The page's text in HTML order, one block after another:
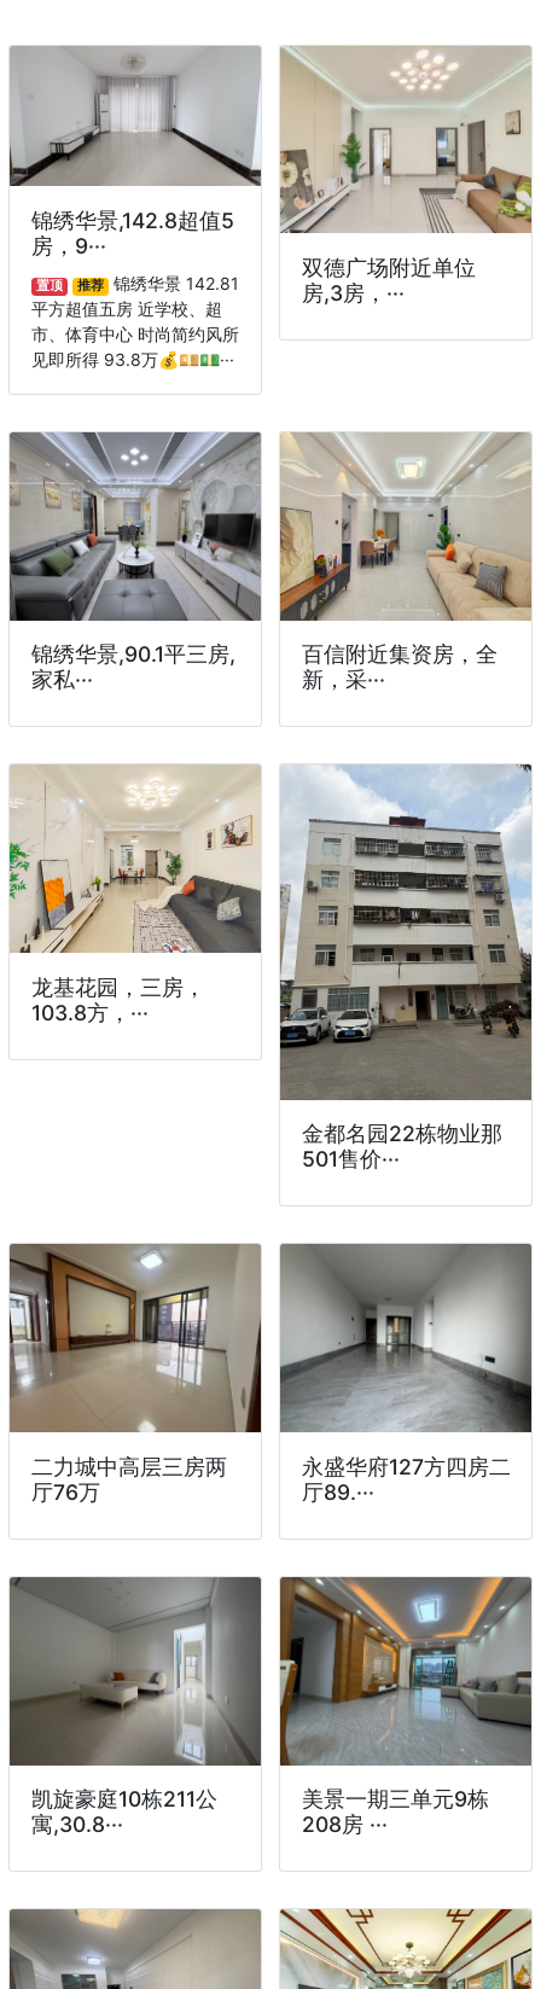
锦绣华景,142.8超值5
房，9···
置顶 推荐
锦绣华景 142.81
平方超值五房 近学校、超
市、体育中心 时尚简约风所
见即所得 93.8万💰💴💵···
双德广场附近单位
房,3房，···
锦绣华景,90.1平三房,
家私···
百信附近集资房，全
新，采···
龙基花园，三房，
103.8方，···
金都名园22栋物业那
501售价···
二力城中高层三房两
厅76万
永盛华府127方四房二
厅89.···
凯旋豪庭10栋211公
寓,30.8···
美景一期三单元9栋
208房 ···